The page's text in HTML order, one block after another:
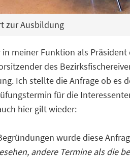
zur Ausbildung
meiner Funktion als
des
Ich stellte die Anfrage ob es
für die
hier gilt wieder:
wurde diese
andere Termine als die